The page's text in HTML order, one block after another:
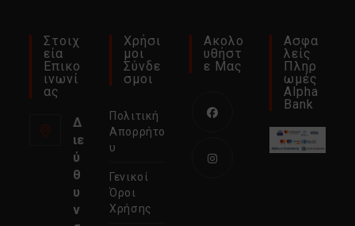
Στοιχ
Εία
Επικο
Ινωνί
Ας
Δ
ιε
ύ
θ
υ
ν
Χρήσι
Μοι
Σύνδε
Σμοι
Πολιτική
Απορρήτο
υ
Γενικοί
Όροι
Χρήσης
Ακολο
Υθήστ
Ε Μας
Ασφα
Λείς
Πληρ
Ωμές
Alpha
Bank